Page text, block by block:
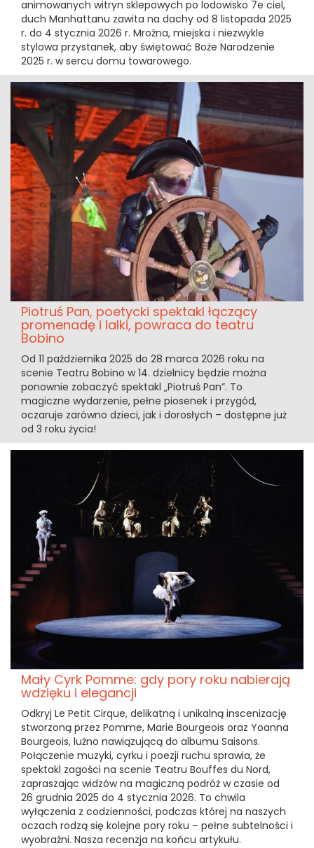
animowanych witryn sklepowych po lodowisko 7e ciel,
duch Manhattanu zawita na dachy od 8 listopada 2025
r. do 4 stycznia 2026 r. Mroźna, miejska i niezwykle
stylowa przystanek, aby świętować Boże Narodzenie
2025 r. w sercu domu towarowego.
Piotruś Pan, poetycki spektakl łączący
promenadę i lalki, powraca do teatru
Bobino
Od 11 października 2025 do 28 marca 2026 roku na
scenie Teatru Bobino w 14. dzielnicy będzie można
ponownie zobaczyć spektakl „Piotruś Pan”. To
magiczne wydarzenie, pełne piosenek i przygód,
oczaruje zarówno dzieci, jak i dorosłych – dostępne już
od 3 roku życia!
Mały Cyrk Pomme: gdy pory roku nabierają
wdzięku i elegancji
Odkryj Le Petit Cirque, delikatną i unikalną inscenizację
stworzoną przez Pomme, Marie Bourgeois oraz Yoanna
Bourgeois, luźno nawiązującą do albumu Saisons.
Połączenie muzyki, cyrku i poezji ruchu sprawia, że
spektakl zagości na scenie Teatru Bouffes du Nord,
zapraszając widzów na magiczną podróż w czasie od
26 grudnia 2025 do 4 stycznia 2026. To chwila
wyłączenia z codzienności, podczas której na naszych
oczach rodzą się kolejne pory roku – pełne subtelności i
wyobraźni. Nasza recenzja na końcu artykułu.